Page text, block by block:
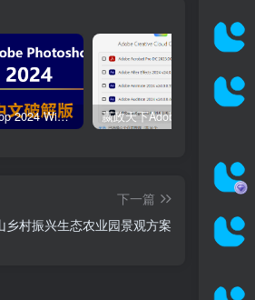
Photoshop 2024 Win|Mac 简体中文破解版安装包下载及安装教程
下一篇
乡村振兴生态农业园景观方案